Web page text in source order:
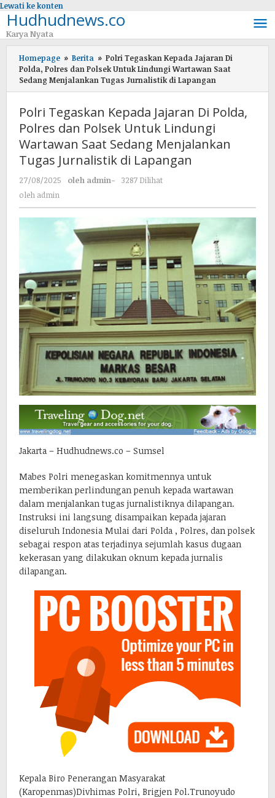
Lewati ke konten
Hudhudnews.co
Karya Nyata
Homepage » Berita » Polri Tegaskan Kepada Jajaran Di
Polda, Polres dan Polsek Untuk Lindungi Wartawan Saat
Sedang Menjalankan Tugas Jurnalistik di Lapangan
Polri Tegaskan Kepada Jajaran Di Polda,
Polres dan Polsek Untuk Lindungi
Wartawan Saat Sedang Menjalankan
Tugas Jurnalistik di Lapangan
27/08/2025 oleh admin-
3287 Dilihat
oleh admin
Jakarta – Hudhudnews.co – Sumsel
Mabes Polri menegaskan komitmennya untuk
memberikan perlindungan penuh kepada wartawan
dalam menjalankan tugas jurnalistiknya dilapangan.
Instruksi ini langsung disampaikan kepada jajaran
diseluruh Indonesia Mulai dari Polda , Polres, dan polsek
sebagai respon atas terjadinya sejumlah kasus dugaan
kekerasan yang dilakukan oknum kepada jurnalis
dilapangan.
Kepala Biro Penerangan Masyarakat
(Karopenmas)Divhimas Polri, Brigjen Pol.Trunoyudo